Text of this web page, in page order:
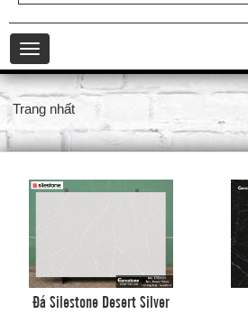
Toggle
navigation
Trang nhất
Đá Silestone Desert Silver